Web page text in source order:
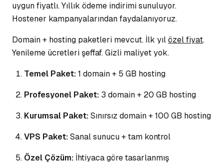
uygun fiyatlı. Yıllık ödeme indirimi sunuluyor.
Hostener kampanyalarındanfaydalanıyoruz.
Domain + hosting paketleri mevcut. İlk yılözel fiyat.
Yenileme ücretleri şeffaf. Gizli maliyet yok.
Temel Paket:1 domain + 5 GB hosting
Profesyonel Paket: 3 domain + 20 GB hosting
Kurumsal Paket:Sınırsız domain + 100 GB hosting
VPS Paket:Sanal sunucu + tam kontrol
Özel Çözüm: İhtiyaca göre tasarlanmış